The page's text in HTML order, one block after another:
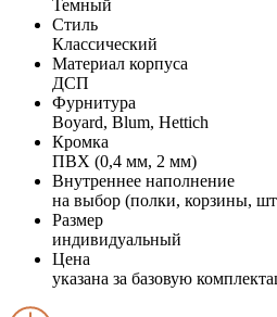
Темный
Стиль
Классический
Материал корпуса
ДСП
Фурнитура
Boyard, Blum, Hettich
Кромка
ПВХ (0,4 мм, 2 мм)
Внутреннее наполнение
на выбор (полки, корзины,
Размер
индивидуальный
Цена
указана за базовую